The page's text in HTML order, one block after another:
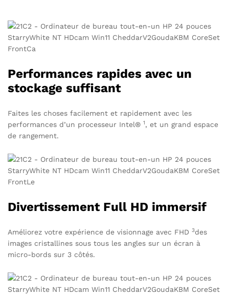
Performances rapides avec un
stockage suffisant
Faites les choses facilement et rapidement avec les
performances d’un processeur Intel® 1, et un grand espace
de rangement.
Divertissement Full HD immersif
Améliorez votre expérience de visionnage avec FHD 3des
images cristallines sous tous les angles sur un écran à
micro-bords sur 3 côtés.